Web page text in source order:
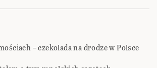
– czekolada na drodze w Polsce